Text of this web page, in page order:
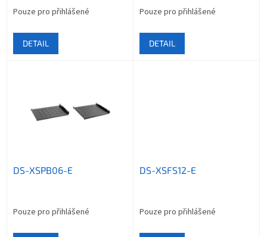
Pouze pro přihlášené
DETAIL
Pouze pro přihlášené
DETAIL
DS-XSPB06-E
Pouze pro přihlášené
DS-XSFS12-E
Pouze pro přihlášené